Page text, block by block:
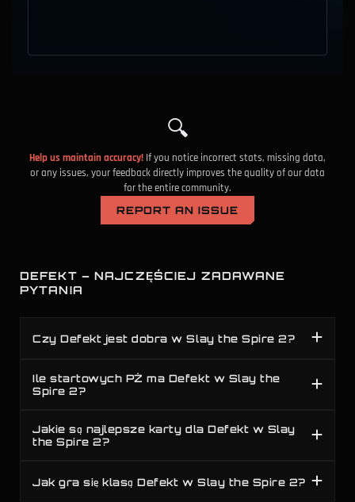
🔍
Help us maintain accuracy! If you notice incorrect stats, missing data,
or any issues, your feedback directly improves the quality of our data
for the entire community.
REPORT AN ISSUE
DEFEKT – NAJCZĘŚCIEJ ZADAWANE
PYTANIA
Czy Defekt jest dobra w Slay the Spire 2?
Ile startowych PŻ ma Defekt w Slay the
Spire 2?
Jakie są najlepsze karty dla Defekt w Slay
the Spire 2?
Jak gra się klasą Defekt w Slay the Spire 2?